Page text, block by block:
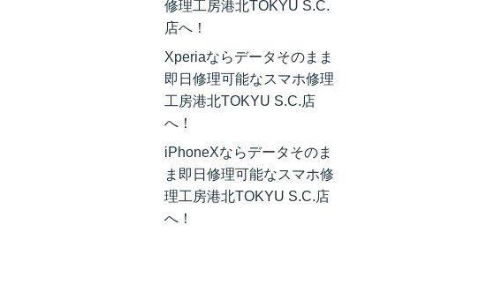
修理工房港北TOKYU S.C.
店へ！
Xperiaならデータそのまま
即日修理可能なスマホ修理
工房港北TOKYU S.C.店
へ！
iPhoneXならデータそのま
ま即日修理可能なスマホ修
理工房港北TOKYU S.C.店
へ！